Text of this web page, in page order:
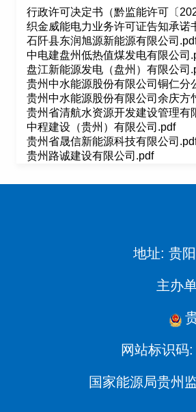
行政许可决定书（黔监能许可〔
织金威能电力业务许可证告知承诺
石阡县东润旭源新能源有限公司
中电建盘州低热值煤发电有限公司
盘江新能源发电（盘州）有限公司
贵州中水能源股份有限公司铜仁分
贵州中水能源股份有限公司余庆方
贵州省清航水资源开发建设管理有
中程建设（贵州）有限公司.pdf
贵州省晟信新能源科技有限公司
贵州路诚建设有限公司.pdf
地址: 贵
主办
网站标识码
国家能源局贵州